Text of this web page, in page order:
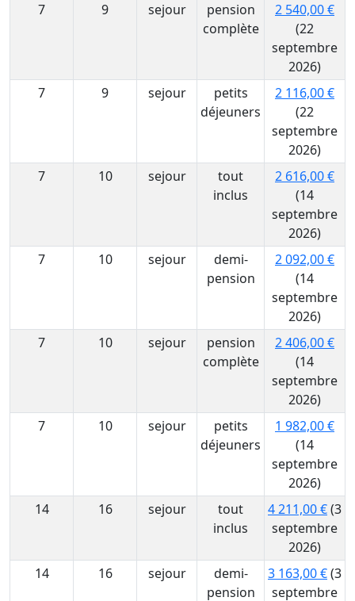
7
9 sejour
pension
complète
2 540,00 €
(22
septembre
2026)
7
9 sejour
petits
déjeuners
2 116,00 €
(22
septembre
2026)
7
10 sejour
tout
inclus
2 616,00 €
(14
septembre
2026)
7
10 sejour
demi-
pension
2 092,00 €
(14
septembre
2026)
7
10 sejour
pension
complète
2 406,00 €
(14
septembre
2026)
7
10 sejour
petits
déjeuners
1 982,00 €
(14
septembre
2026)
14
16 sejour
tout
inclus
4 211,00 €(3
septembre
2026)
14
16 sejour
demi-
pension
3 163,00 €(3
septembre